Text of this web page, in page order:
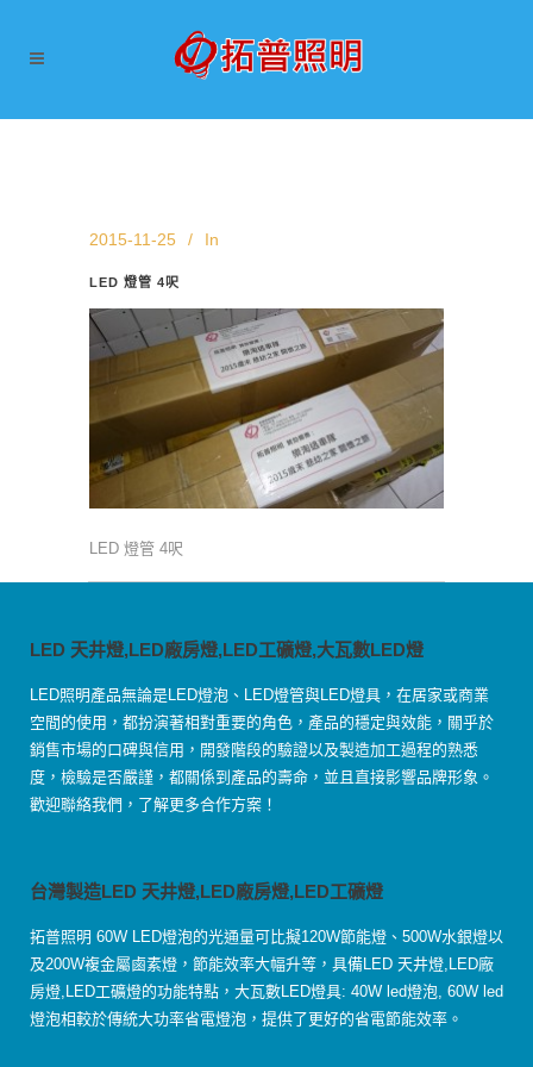
2015-11-25 In
LED 燈管 4呎
LED 燈管 4呎
LED 天井燈,LED廠房燈,LED工礦燈,大瓦數LED燈
LED照明產品無論是LED燈泡、LED燈管與LED燈具，在居家或商業
空間的使用，都扮演著相對重要的角色，產品的穩定與效能，關乎於
銷售市場的口碑與信用，開發階段的驗證以及製造加工過程的熟悉
度，檢驗是否嚴謹，都關係到產品的壽命，並且直接影響品牌形象。
歡迎聯絡我們，了解更多合作方案！
台灣製造LED 天井燈,LED廠房燈,LED工礦燈
拓普照明 60W LED燈泡的光通量可比擬120W節能燈、500W水銀燈以
及200W複金屬鹵素燈，節能效率大幅升等，具備LED 天井燈,LED廠
房燈,LED工礦燈的功能特點，大瓦數LED燈具: 40W led燈泡, 60W led
燈泡相較於傳統大功率省電燈泡，提供了更好的省電節能效率。